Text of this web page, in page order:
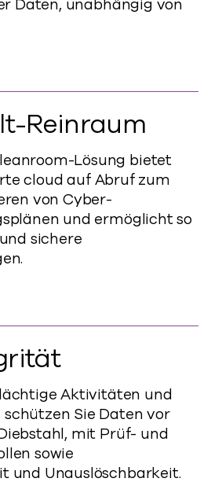
Daten, unabhängig von
Reinraum
Lösung bietet
cloud auf Abruf zum
von Cyber-
und ermöglicht so
sichere
Aktivitäten und
Sie Daten vor
mit Prüf- und
sowie
und Unauslöschbarkeit.